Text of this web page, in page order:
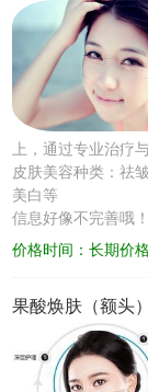
上，通过专业治疗
皮肤美容种类：祛
美白等
信息好像不完善哦
价格时间：长期价
果酸焕肤（额头）